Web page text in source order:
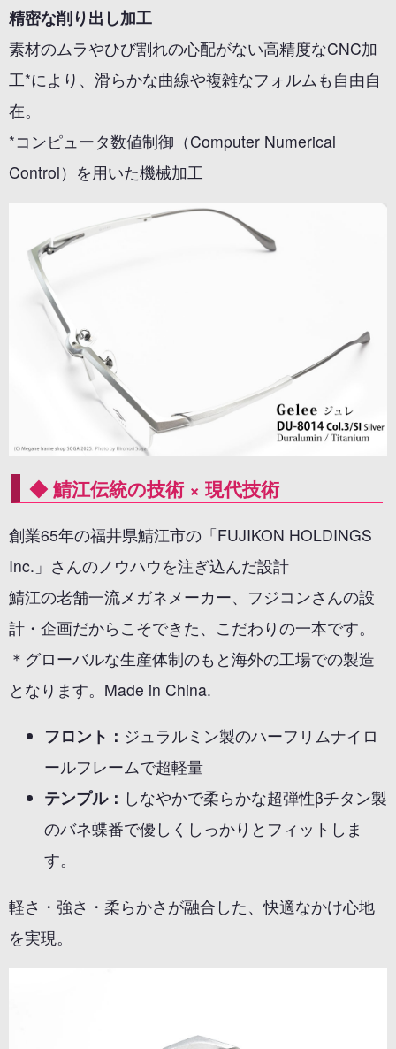
精密な削り出し加工
素材のムラやひび割れの心配がない高精度なCNC加
工*により、滑らかな曲線や複雑なフォルムも自由自
在。
*コンピュータ数値制御（Computer Numerical
Control）を用いた機械加工
◆ 鯖江伝統の技術 × 現代技術
創業65年の福井県鯖江市の「FUJIKON HOLDINGS
Inc.」さんのノウハウを注ぎ込んだ設計
鯖江の老舗一流メガネメーカー、フジコンさんの設
計・企画だからこそできた、こだわりの一本です。
＊グローバルな生産体制のもと海外の工場での製造
となります。Made in China.
フロント： ジュラルミン製のハーフリムナイロ
ールフレームで超軽量
テンプル： しなやかで柔らかな超弾性βチタン製
のバネ蝶番で優しくしっかりとフィットしま
す。
軽さ・強さ・柔らかさが融合した、快適なかけ心地
を実現。